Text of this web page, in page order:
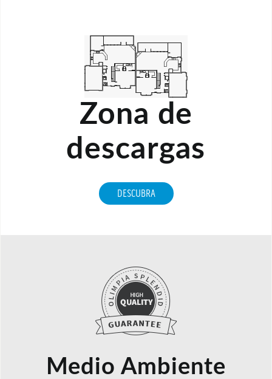
Zona de
descargas
DESCUBRA
Medio Ambiente